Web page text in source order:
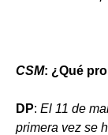
CSM: ¿Qué
DP: El 11 de
primera vez se